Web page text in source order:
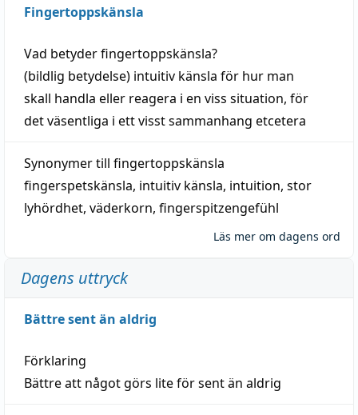
Fingertoppskänsla
Vad betyderfingertoppskänsla?
(bildlig betydelse) intuitiv känsla för hur man
skall handla eller reagera i en viss situation, för
det väsentliga i ett visstsammanhang etcetera
Synonymer till fingertoppskänsla
fingerspetskänsla, intuitiv känsla, intuition, stor
lyhördhet, väderkorn, fingerspitzengefühl
Läs mer om dagens ord
Dagens uttryck
Bättre sent än aldrig
Förklaring
Bättre att något görs lite för sent än aldrig